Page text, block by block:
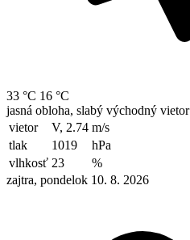
33 °C 16 °C
jasná obloha, slabý východný vietor
vietor
V, 2.74 m/s
tlak
1019
hPa
vlhkosť 23
%
zajtra, pondelok 10. 8. 2026